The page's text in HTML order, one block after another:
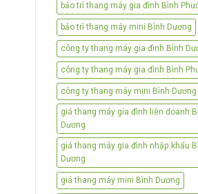
bảo trì thang máy gia đình Bình
bảo trì thang máy mini Bình Dương
công ty thang máy gia đình Bình
công ty thang máy gia đình Bình
công ty thang máy mini Bình Dương
giá thang máy gia đình liên doanh
Dương
giá thang máy gia đình nhập khẩu
Dương
giá thang máy mini Bình Dương